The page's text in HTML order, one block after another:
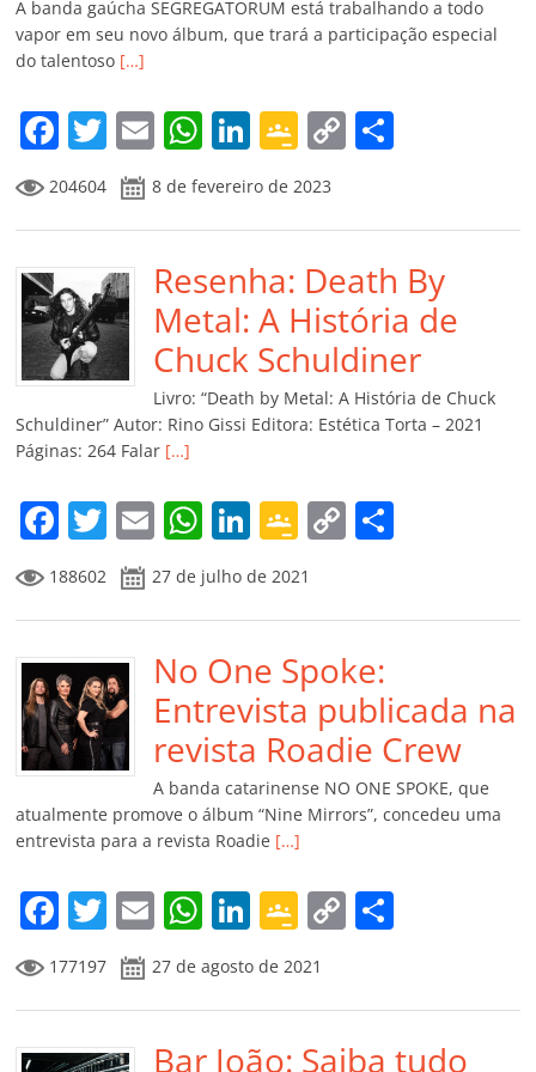
A banda gaúcha SEGREGATORUM está trabalhando a todo
vapor em seu novo álbum, que trará a participação especial
do talentoso […]
F
a
c
e
b
o
o
k
T
w
itt
er
E
m
ai
l
W
at
s
A
p
p
Li
k
e
dI
n
G
o
o
gl
e
Cl
a
ss
ro
m
C
y
Li
n
k
p
ar
til
h
ar
204604 8 de fevereiro de 2023
Resenha: Death By
Metal: A História de
Chuck Schuldiner
Livro: “Death by Metal: A História de Chuck
Schuldiner” Autor: Rino Gissi Editora: Estética Torta – 2021
Páginas: 264 Falar […]
F
a
c
e
b
o
o
k
T
w
itt
er
E
m
ai
l
W
h
at
s
A
p
p
Li
n
k
e
dI
n
G
o
o
gl
e
Cl
a
ss
ro
o
m
C
y
Li
n
k
p
til
h
ar
188602 27 de julho de 2021
No One Spoke:
Entrevista publicada na
revista Roadie Crew
A banda catarinense NO ONE SPOKE, que
atualmente promove o álbum “Nine Mirrors”, concedeu uma
entrevista para a revista Roadie […]
F
a
c
e
T
w
itt
er
E
m
ai
l
W
at
s
Li
n
k
e
G
o
o
gl
C
y p
177197 27 de agosto de 2021
Bar João: Saiba tudo